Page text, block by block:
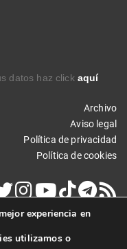
datos haz click aquí
Archivo
Aviso legal
Política de privacidad
Política de cookies
experiencia en
utilizamos o